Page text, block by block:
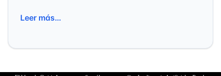
Leer más…